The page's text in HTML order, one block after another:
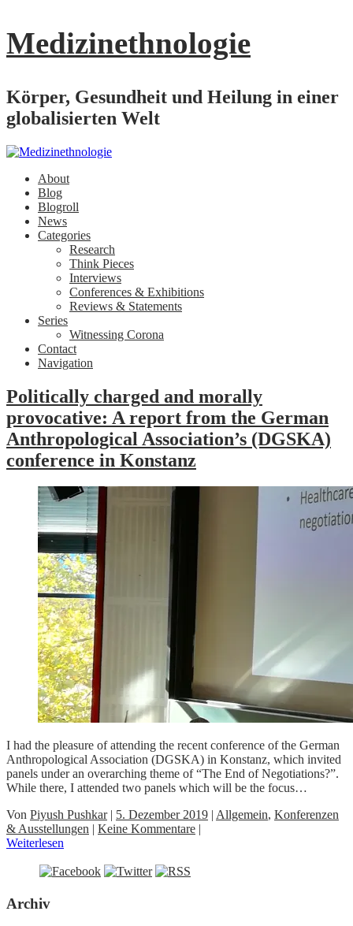
Medizinethnologie
Körper, Gesundheit und Heilung in einer
globalisierten Welt
About
Blog
Blogroll
News
Categories
Research
Think Pieces
Interviews
Conferences & Exhibitions
Reviews & Statements
Series
Witnessing Corona
Contact
Navigation
Politically charged and morally
provocative: A report from the German
Anthropological Association’s (DGSKA)
conference in Konstanz
I had the pleasure of attending the recent conference of the German
Anthropological Association (DGSKA) in Konstanz, which invited
panels under an overarching theme of “The End of Negotiations?”.
While there, I attended two panels which will be the focus…
Von Piyush Pushkar| 5. Dezember 2019 | Allgemein, Konferenzen
& Ausstellungen | Keine Kommentare |
Weiterlesen
Archiv